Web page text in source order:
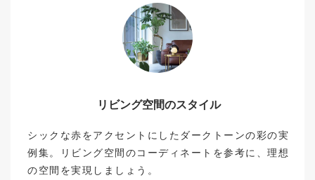
リビング空間のスタイル
シックな赤をアクセントにしたダークトーンの彩の実
例集。リビング空間のコーディネートを参考に、理想
の空間を実現しましょう。